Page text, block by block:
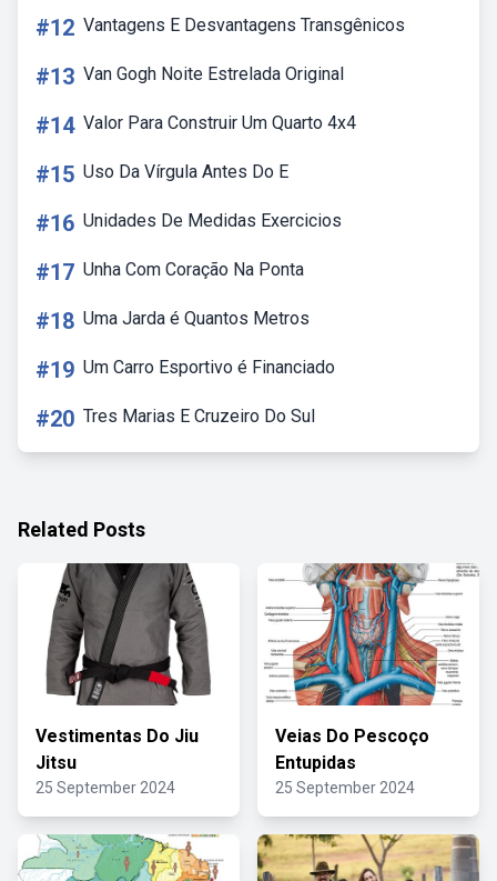
#12 Vantagens E Desvantagens Transgênicos
#13 Van Gogh Noite Estrelada Original
#14 Valor Para Construir Um Quarto 4x4
#15 Uso Da Vírgula Antes Do E
#16 Unidades De Medidas Exercicios
#17 Unha Com Coração Na Ponta
#18 Uma Jarda é Quantos Metros
#19 Um Carro Esportivo é Financiado
#20 Tres Marias E Cruzeiro Do Sul
Related Posts
Vestimentas Do Jiu
Jitsu
25 September 2024
Veias Do Pescoço
Entupidas
25 September 2024